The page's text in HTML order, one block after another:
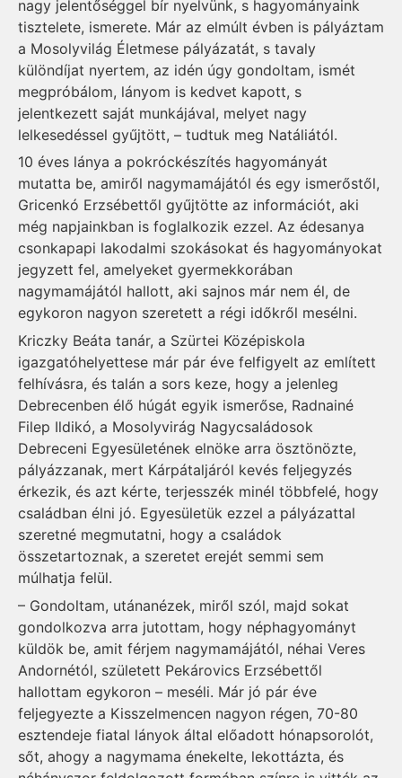
nagy jelentőséggel bír nyelvünk, s hagyományaink
tisztelete, ismerete. Már az elmúlt évben is pályáztam
a Mosolyvilág Életmese pályázatát, s tavaly
különdíjat nyertem, az idén úgy gondoltam, ismét
megpróbálom, lányom is kedvet kapott, s
jelentkezett saját munkájával, melyet nagy
lelkesedéssel gyűjtött, – tudtuk meg Natáliától.
10 éves lánya a pokróckészítés hagyományát
mutatta be, amiről nagymamájától és egy ismerőstől,
Gricenkó Erzsébettől gyűjtötte az információt, aki
még napjainkban is foglalkozik ezzel. Az édesanya
csonkapapi lakodalmi szokásokat és hagyományokat
jegyzett fel, amelyeket gyermekkorában
nagymamájától hallott, aki sajnos már nem él, de
egykoron nagyon szeretett a régi időkről mesélni.
Kriczky Beáta tanár, a Szürtei Középiskola
igazgatóhelyettese már pár éve felfigyelt az említett
felhívásra, és talán a sors keze, hogy a jelenleg
Debrecenben élő húgát egyik ismerőse, Radnainé
Filep Ildikó, a Mosolyvirág Nagycsaládosok
Debreceni Egyesületének elnöke arra ösztönözte,
pályázzanak, mert Kárpátaljáról kevés feljegyzés
érkezik, és azt kérte, terjesszék minél többfelé, hogy
családban élni jó. Egyesületük ezzel a pályázattal
szeretné megmutatni, hogy a családok
összetartoznak, a szeretet erejét semmi sem
múlhatja felül.
– Gondoltam, utánanézek, miről szól, majd sokat
gondolkozva arra jutottam, hogy néphagyományt
küldök be, amit férjem nagymamájától, néhai Veres
Andornétól, született Pekárovics Erzsébettől
hallottam egykoron – meséli. Már jó pár éve
feljegyezte a Kisszelmencen nagyon régen, 70-80
esztendeje fiatal lányok által előadott hónapsorolót,
sőt, ahogy a nagymama énekelte, lekottázta, és